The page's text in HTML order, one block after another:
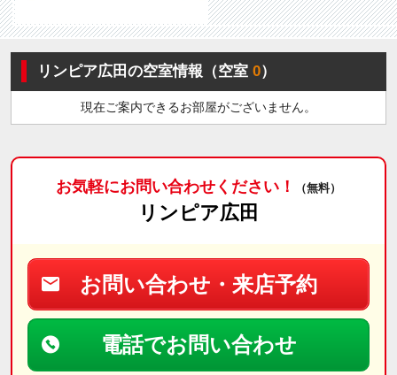
リンピア広田の空室情報（空室0）
現在ご案内できるお部屋がございません。
お気軽にお問い合わせください！ （無料）
リンピア広田
お問い合わせ・来店予約
電話でお問い合わせ